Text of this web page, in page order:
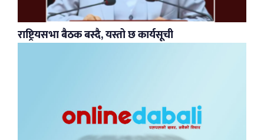
राष्ट्रियसभा बैठक बस्दै, यस्तो छ कार्यसूची